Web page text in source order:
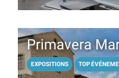
exposition des
sector
Primavera
EXPOSITIONS TOP